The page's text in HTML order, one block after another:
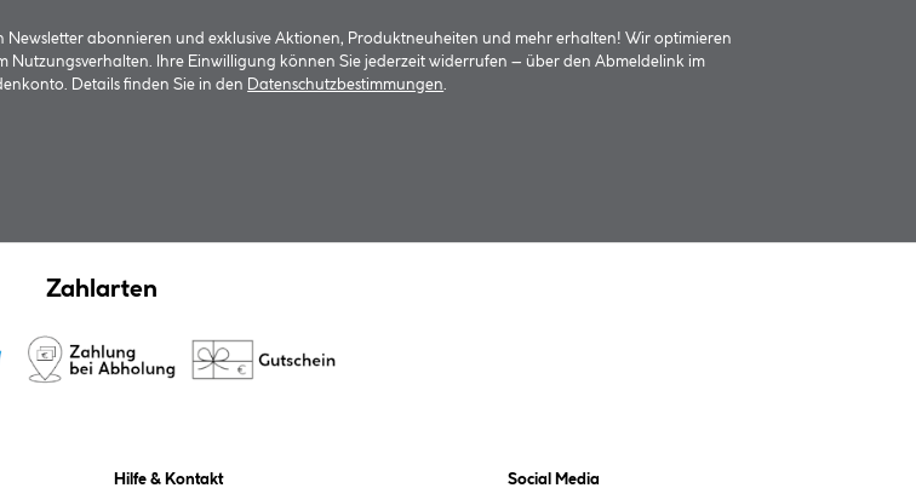
Newsletter abonnieren und exklusive Aktionen, Produktneuheiten und mehr erhalten! Wir optimieren
Nutzungsverhalten. Ihre Einwilligung können Sie jederzeit widerrufen – über den Abmeldelink im
Details finden Sie in den
Datenschutzbestimmungen
Zahlarten
Hilfe & Kontakt Social Media